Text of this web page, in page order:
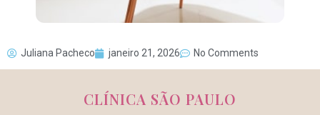
Juliana Pacheco janeiro 21, 2026 No Comments
CLÍNICA SÃO PAULO